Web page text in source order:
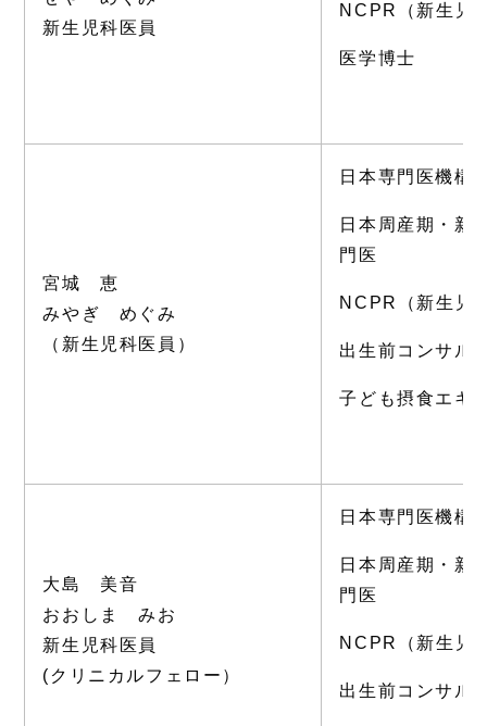
新生児科医員
NCPR（新生児
医学博士
宮城 恵
みやぎ めぐみ
（新生児科医員）
日本専門医機構
日本周産期・新
門医
NCPR（新生児
出生前コンサル
子ども摂食エキ
大島 美音
おおしま みお
新生児科医員
(クリニカルフェロー）
日本専門医機構
日本周産期・新
門医
NCPR（新生児
出生前コンサル